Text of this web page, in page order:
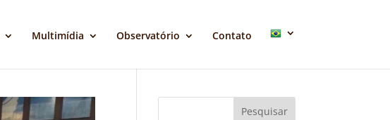
Multimídia Observatório Contato